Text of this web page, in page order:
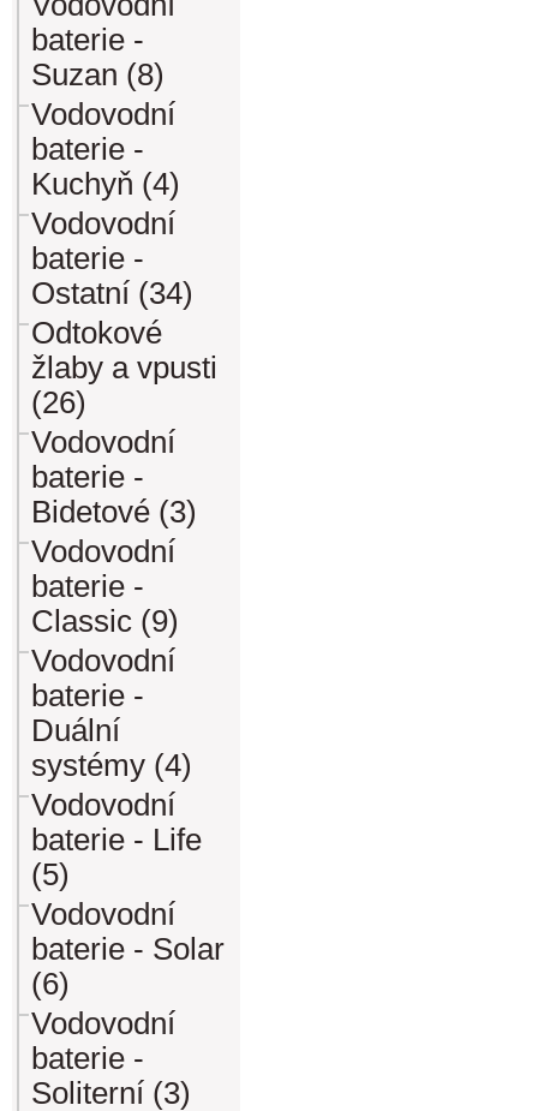
baterie -
Suzan (8)
Vodovodní
baterie -
Kuchyň (4)
Vodovodní
baterie -
Ostatní (34)
Odtokové
žlaby a vpusti
(26)
Vodovodní
baterie -
Bidetové (3)
Vodovodní
baterie -
Classic (9)
Vodovodní
baterie -
Duální
systémy (4)
Vodovodní
baterie - Life
(5)
Vodovodní
baterie - Solar
(6)
Vodovodní
baterie -
Soliterní (3)